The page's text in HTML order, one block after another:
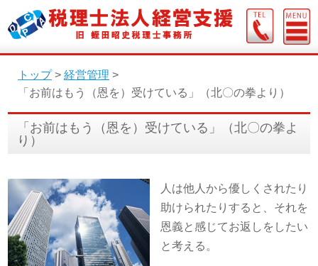
トップ> 経営管理 >
「お前はもう（恩を）受けている」（北〇の拳より）
「お前はもう（恩を）受けている」（北〇の拳よ
り）
人は他人から優しくされたり
助けられたりすると、それを
恩義と感じてお返しをしたい
と考える。